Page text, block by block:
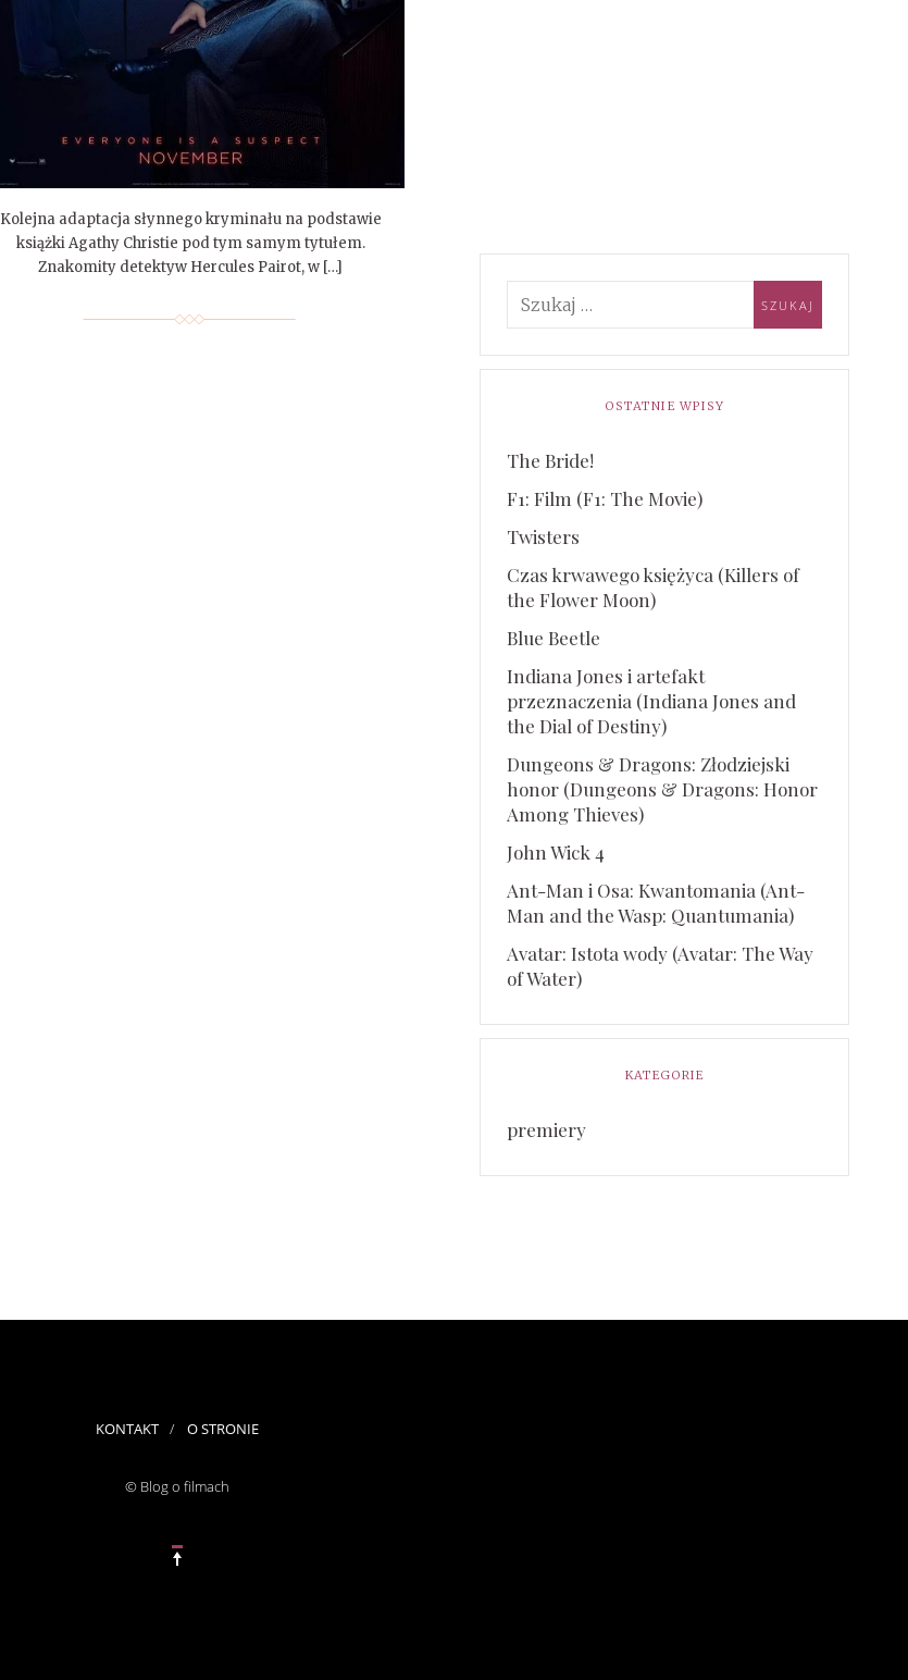
Kolejna adaptacja słynnego kryminału na podstawie
książki Agathy Christie pod tym samym tytułem.
Znakomity detektyw Hercules Pairot, w […]
OSTATNIE WPISY
The Bride!
F1: Film (F1: The Movie)
Twisters
Czas krwawego księżyca (Killers of
the Flower Moon)
Blue Beetle
Indiana Jones i artefakt
przeznaczenia (Indiana Jones and
the Dial of Destiny)
Dungeons & Dragons: Złodziejski
honor (Dungeons & Dragons: Honor
Among Thieves)
John Wick 4
Ant-Man i Osa: Kwantomania (Ant-
Man and the Wasp: Quantumania)
Avatar: Istota wody (Avatar: The Way
of Water)
KATEGORIE
premiery
KONTAKT O STRONIE
© Blog o filmach